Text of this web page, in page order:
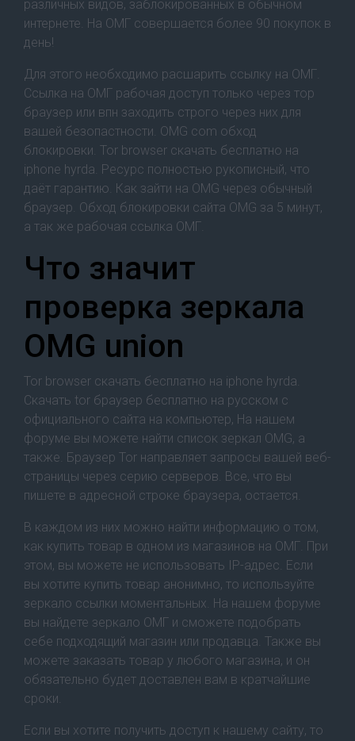
различных видов, заблокированных в обычном
интернете. На ОМГ совершается более 90 покупок в
день!
Для этого необходимо расшарить ссылку на ОМГ.
Ссылка на ОМГ рабочая доступ только через тор
браузер или впн заходить строго через них для
вашей безопастности. OMG com обход
блокировки. Tor browser скачать бесплатно на
iphone hyrda. Ресурс полностью рукописный, что
даёт гарантию. Как зайти на OMG через обычный
браузер. Обход блокировки сайта OMG за 5 минут,
а так же рабочая ссылка ОМГ.
Что значит
проверка зеркала
OMG union
Tor browser скачать бесплатно на iphone hyrda.
Скачать tor браузер бесплатно на русском с
официального сайта на компьютер, На нашем
форуме вы можете найти список зеркал OMG, а
также. Браузер Tor направляет запросы вашей веб-
страницы через серию серверов. Все, что вы
пишете в адресной строке браузера, остается.
В каждом из них можно найти информацию о том,
как купить товар в одном из магазинов на ОМГ. При
этом, вы можете не использовать IP-адрес. Если
вы хотите купить товар анонимно, то используйте
зеркало ссылки моментальных. На нашем форуме
вы найдете зеркало ОМГ и сможете подобрать
себе подходящий магазин или продавца. Также вы
можете заказать товар у любого магазина, и он
обязательно будет доставлен вам в кратчайшие
сроки.
Если вы хотите получить доступ к нашему сайту, то